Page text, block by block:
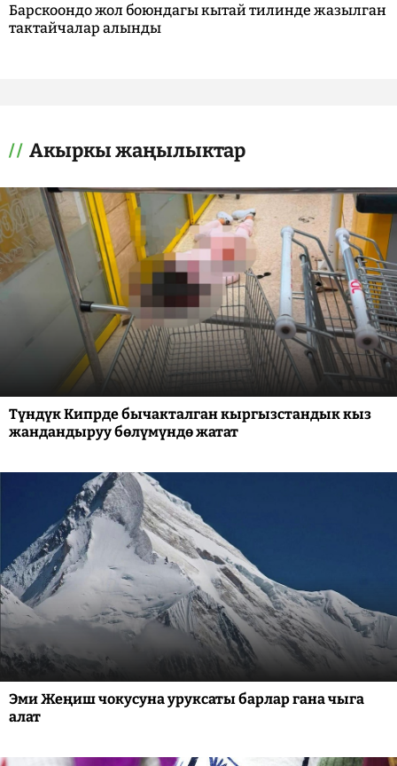
Барскоондо жол боюндагы кытай тилинде жазылган
тактайчалар алынды
Акыркы жаңылыктар
Түндүк Кипрде бычакталган кыргызстандык кыз
жандандыруу бөлүмүндө жатат
Эми Жеңиш чокусуна уруксаты барлар гана чыга
алат